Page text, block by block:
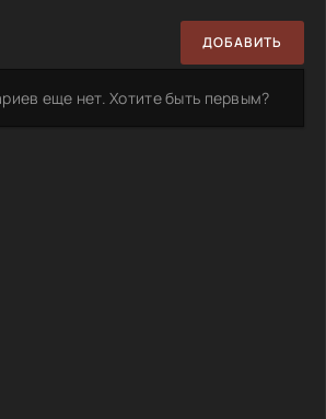
ДОБАВИТЬ
еще нет. Хотите быть первым?